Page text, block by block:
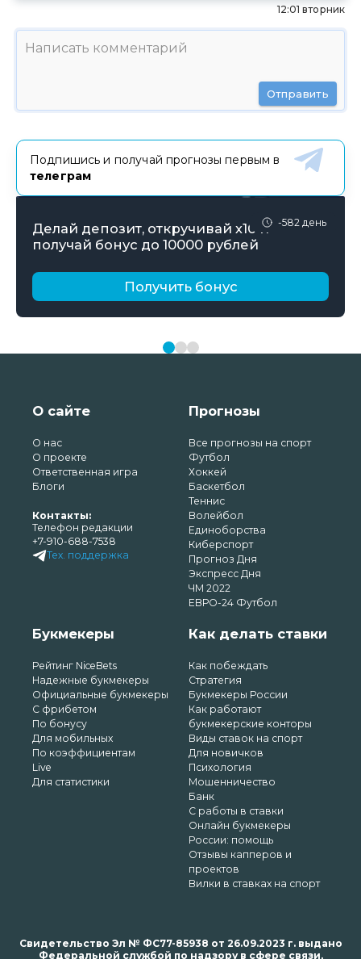
12:01 вторник
Отправить
Подпишись и получай прогнозы первым в
телеграм
-582 день
Делай депозит, откручивай х10 и
получай бонус до 10000 рублей
Получить бонус
О сайте
О нас
О проекте
Ответственная игра
Блоги
Контакты:
Телефон редакции
+7-910-688-7538
Тех. поддержка
Прогнозы
Все прогнозы на спорт
Футбол
Хоккей
Баскетбол
Теннис
Волейбол
Единоборства
Киберспорт
Прогноз Дня
Экспресс Дня
ЧМ 2022
ЕВРО-24 Футбол
Букмекеры
Рейтинг NiceBets
Надежные букмекеры
Официальные букмекеры
С фрибетом
По бонусу
Для мобильных
По коэффициентам
Live
Для статистики
Как делать ставки
Как побеждать
Стратегия
Букмекеры России
Как работают
букмекерские конторы
Виды ставок на спорт
Для новичков
Психология
Мошенничество
Банк
С работы в ставки
Онлайн букмекеры
России: помощь
Отзывы капперов и
проектов
Вилки в ставках на спорт
Свидетельство Эл № ФС77-85938 от 26.09.2023 г. выдано
Федеральной службой по надзору в сфере связи,